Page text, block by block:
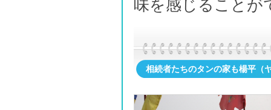
味を感じることが
相続者たちのタンの家も楊平（